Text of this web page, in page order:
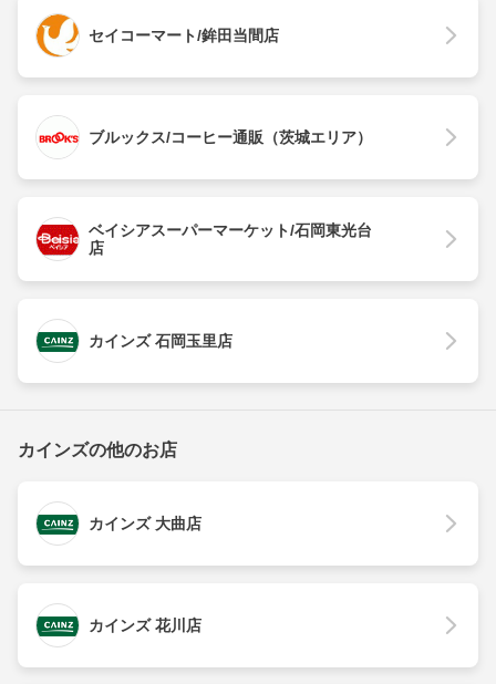
セイコーマート/鉾田当間店
ブルックス/コーヒー通販（茨城エリア）
ベイシアスーパーマーケット/石岡東光台
店
カインズ 石岡玉里店
カインズの他のお店
カインズ 大曲店
カインズ 花川店